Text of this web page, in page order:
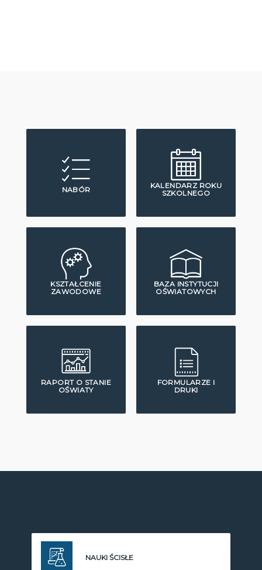
NABÓR
KALENDARZ ROKU
SZKOLNEGO
KSZTAŁCENIE
ZAWODOWE
BAZA INSTYTUCJI
OŚWIATOWYCH
RAPORT O STANIE
OŚWIATY
FORMULARZE I
DRUKI
NAUKI ŚCISŁE